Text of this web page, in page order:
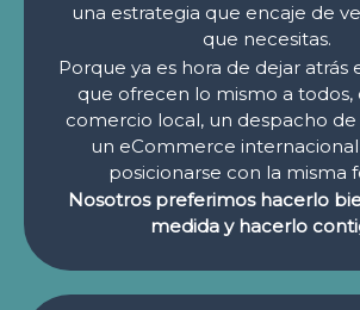
una estrategia que encaje de
que necesitas.
Porque ya es hora de dejar atrás
que ofrecen lo mismo a todos,
comercio local, un despacho
un eCommerce
posicionarse con la misma
Nosotros preferimos hacerlo
medida y hacerlo